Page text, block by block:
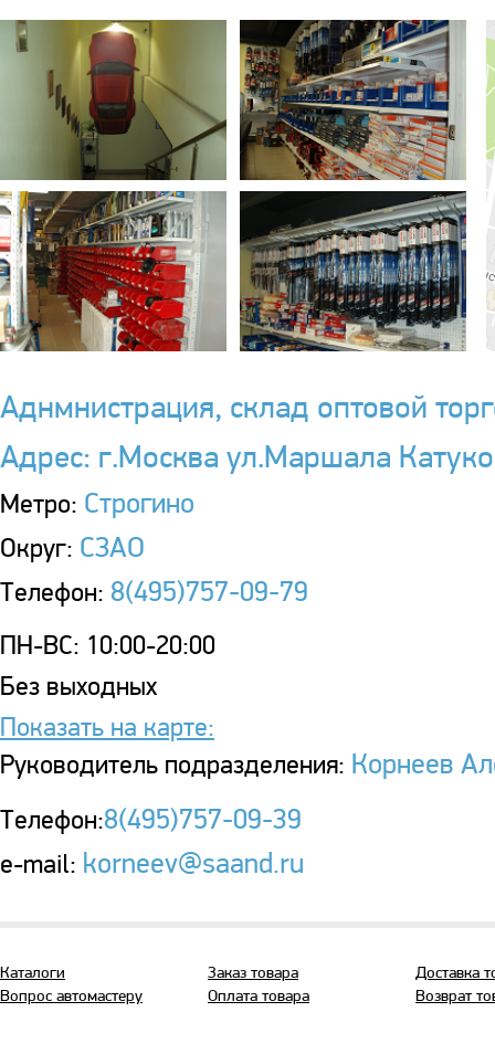
Аднмнистрация, склад оптовой
Адрес: г.Москва ул.Маршала
Метро: Строгино
Округ: СЗАО
Телефон: 8(495)757-09-79
ПН-ВС: 10:00-20:00
Без выходных
Показать на карте:
Руководитель подразделения: Корнеев
Телефон:8(495)757-09-39
e-mail: korneev@saand.ru
Каталоги
Вопрос автомастеру
Заказ товара
Оплата товара
Доставка
Возврат